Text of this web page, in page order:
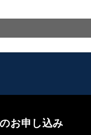
お申し込み